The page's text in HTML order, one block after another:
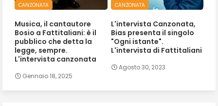
CANZONATA
Musica, il cantautore
Bosio a Fattitaliani: è il
pubblico che detta la
legge, sempre.
L'intervista canzonata
Gennaio 18, 2025
CANZONATA
L'intervista Canzonata,
Bias presenta il singolo
"Ogni istante".
L'intervista di Fattitaliani
Agosto 30, 2023